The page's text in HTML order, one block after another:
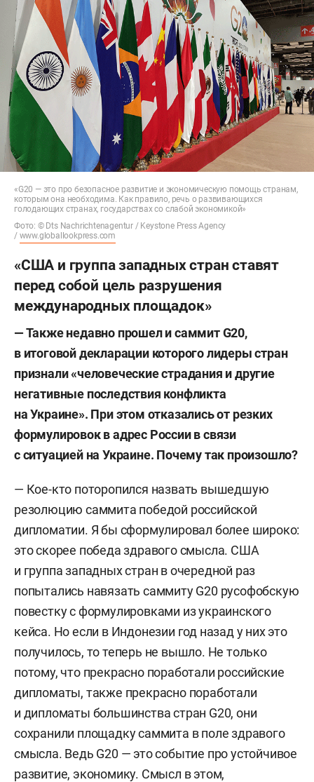
«G20 — это про безопасное развитие и экономическую помощь странам,
которым она необходима. Как правило, речь о развивающихся
голодающих странах, государствах со слабой экономикой»
Фото: © Dts Nachrichtenagentur / Keystone Press Agency
/ www.globallookpress.com
«США и группа западных стран ставят
перед собой цель разрушения
международных площадок»
— Также недавно прошел и саммит G20,
в итоговой декларации которого лидеры стран
признали «человеческие страдания и другие
негативные последствия конфликта
на Украине». При этом отказались от резких
формулировок в адрес России в связи
с ситуацией на Украине. Почему так произошло?
— Кое-кто поторопился назвать вышедшую
резолюцию саммита победой российской
дипломатии. Я бы сформулировал более широко:
это скорее победа здравого смысла. США
и группа западных стран в очередной раз
попытались навязать саммиту G20 русофобскую
повестку с формулировками из украинского
кейса. Но если в Индонезии год назад у них это
получилось, то теперь не вышло. Не только
потому, что прекрасно поработали российские
дипломаты, также прекрасно поработали
и дипломаты большинства стран G20, они
сохранили площадку саммита в поле здравого
смысла. Ведь G20 — это событие про устойчивое
развитие, экономику. Смысл в этом,